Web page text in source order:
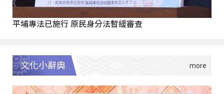
平埔專法已施行 原民身分法暫緩審查
文化小辭典